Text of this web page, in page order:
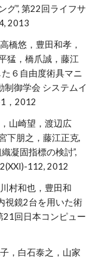
グ”, 第22回ライフサ
2013
橋悠，豊田和孝，
猛，橋爪誠，藤江
６自由度術具マニ
制御学会 システムイ
，2012
山崎望，渡辺広
下朋之，藤江正克,
凝固指標の検討”,
112, 2012
村和也，豊田和
視鏡2台を用いた術
21回日本コンピュー
，白石泰之，山家